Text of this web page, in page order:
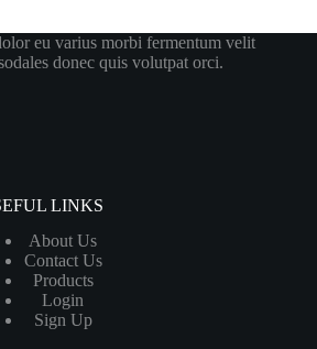
eu varius morbi fermentum velit
donec quis volutpat orci.
LINKS
About Us
Contact Us
Products
Login
Sign Up